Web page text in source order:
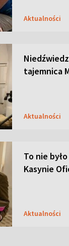
Aktualności
tajemnica
Aktualności
To nie
Kasynie
Aktualności